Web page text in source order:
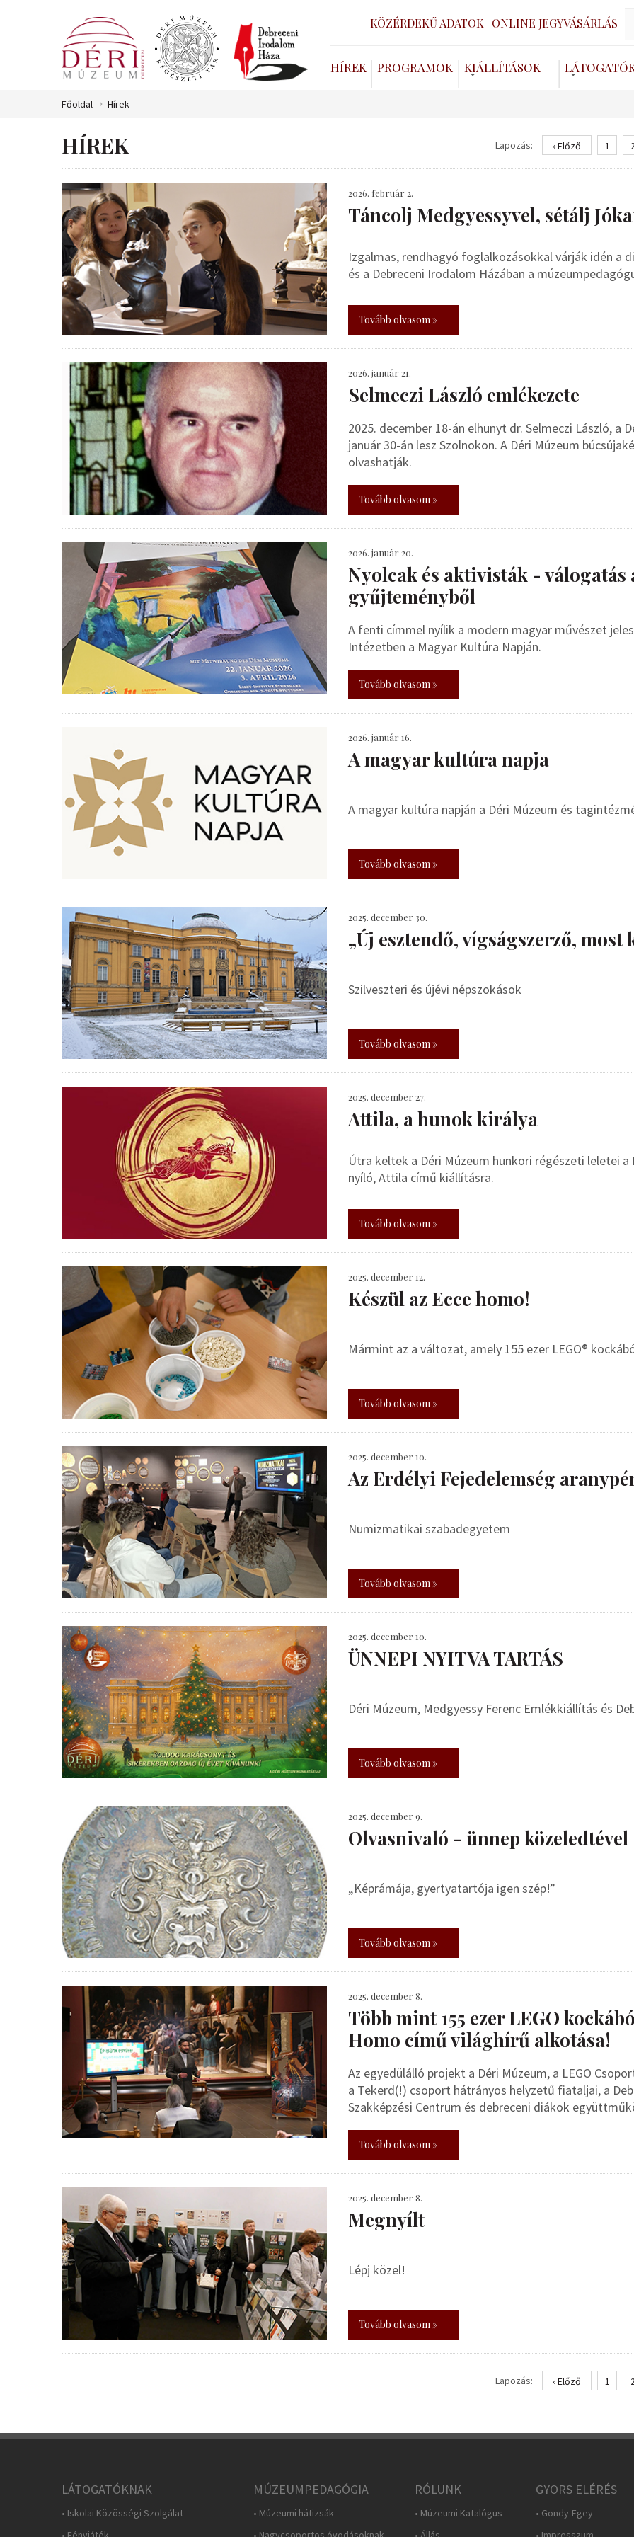
KÖZÉRDEKŰ ADATOK ONLINE JEGYVÁSÁRLÁS
HÍREK PROGRAMOK KIÁLLÍTÁSOK
Főoldal Hírek
HÍREK Lapozás: ‹ Előző 1
2026. február 2.
Táncolj Medgyessyvel, sétálj
Izgalmas, rendhagyó foglalkozásokkal várják idén a
és a Debreceni Irodalom Házában a
Tovább olvasom »
2026. január 21.
Selmeczi László emlékezete
2025. december 18-án elhunyt dr. Selmeczi László, a
január 30-án lesz Szolnokon. A Déri Múzeum
olvashatják.
Tovább olvasom »
2026. január 20.
Nyolcak és aktivisták -
gyűjteményből
A fenti címmel nyílik a modern magyar művészet
Intézetben a Magyar Kultúra Napján.
Tovább olvasom »
2026. január 16.
A magyar kultúra napja
A magyar kultúra napján a Déri Múzeum és
Tovább olvasom »
2025. december 30.
„Új esztendő, vígságszerző,
Szilveszteri és újévi népszokások
Tovább olvasom »
2025. december 27.
Attila, a hunok királya
Útra keltek a Déri Múzeum hunkori régészeti leletei
nyíló, Attila című kiállításra.
Tovább olvasom »
2025. december 12.
Készül az Ecce homo!
Mármint az a változat, amely 155 ezer LEGO®
Tovább olvasom »
2025. december 10.
Az Erdélyi Fejedelemség
Numizmatikai szabadegyetem
Tovább olvasom »
2025. december 10.
ÜNNEPI NYITVA TARTÁS
Déri Múzeum, Medgyessy Ferenc Emlékkiállítás és
Tovább olvasom »
2025. december 9.
Olvasnivaló - ünnep közeledtével
„Képrámája, gyertyatartója igen szép!”
Tovább olvasom »
2025. december 8.
Több mint 155 ezer LEGO
Homo című világhírű alkotása!
Az egyedülálló projekt a Déri Múzeum, a LEGO
a Tekerd(!) csoport hátrányos helyzetű fiataljai, a
Szakképzési Centrum és debreceni diákok
Tovább olvasom »
2025. december 8.
Megnyílt
Lépj közel!
Tovább olvasom »
Lapozás: ‹ Előző 1
LÁTOGATÓKNAK
• Iskolai Közösségi Szolgálat
MÚZEUMPEDAGÓGIA
• Múzeumi hátizsák
RÓLUNK
• Múzeumi Katalógus
GYORS ELÉRÉS
• Gondy-Egey